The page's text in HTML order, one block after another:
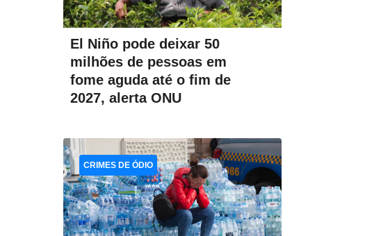
El Niño pode deixar 50
milhões de pessoas em
fome aguda até o fim de
2027, alerta ONU
CRIMES DE ÓDIO